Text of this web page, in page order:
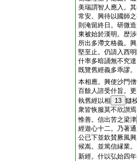
美瑞謂智人應入。
常安。興待以國師
則淹留終日。研微
東被始於漢明。歴
所出多滯文格義。
堅至止。仍請入西
什率多暗誦無不究
既覽舊經義多乖謬
本相應。興使沙門
百餘人諮受什旨。
執舊經以相
13 讎
衆皆恢服莫不欣讃
惟善。信出苦之梁津
經遊心十二。乃著
公已下並欽賛厥風
候嵩。並篤信縁業
新經。什以弘始四